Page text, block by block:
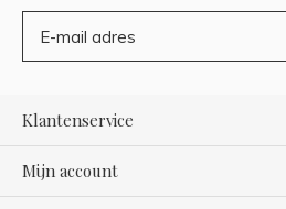
Klantenservice
Mijn account